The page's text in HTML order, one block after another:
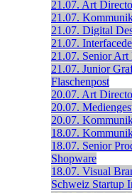
21.07. Art
21.07.
21.07. Digital
21.07.
21.07. Senior Art
21.07. Junior
Flaschenpost
20.07. Art
20.07.
20.07.
18.07.
18.07. Senior
Shopware
18.07. Visual
Schweiz Startup